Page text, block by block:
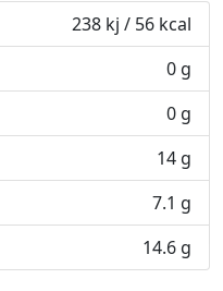
238 kj / 56 kcal
0 g
0 g
14 g
7.1 g
14.6 g